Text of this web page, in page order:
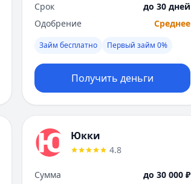
Срок
до 30 дней
Одобрение
Среднее
Займ бесплатно Первый займ 0%
Получить деньги
Юкки
4.8
Сумма до 30 000 ₽